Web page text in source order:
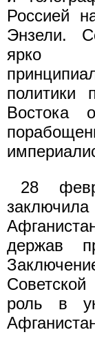
Россией
Энзели.
ярко
политики
Востока
28
держав
роль в